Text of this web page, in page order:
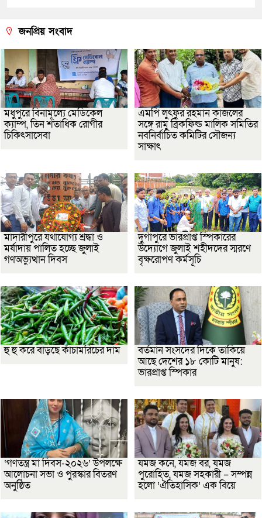
জনপ্রিয় সংবাদ
মধুপুরে বিনামূল্যে মেডিকেল
ক্যাম্প, তিন শতাধিক রোগীর
চিকিৎসাসেবা
এমপি লুৎফুর রহমান কাজলের
সঙ্গে রামু ব্রিকফিল্ড মালিক সমিতির
নবনির্বাচিত কমিটির সৌজন্য
সাক্ষাৎ
মাদারীপুরে যথাযোগ্য শ্রদ্ধা ও
মর্যাদায় পালিত হচ্ছে জুলাই
গণঅভ্যুত্থান দিবস
দুর্গাপুরে ভারপ্রাপ্ত স্পিকারের
উদ্যোগে জুলাই শহীদদের স্মরণে
বৃক্ষরোপণ কর্মসূচি
হু হু করে বাড়ছে কাঁচামরিচের দাম
বর্তমান সংসদের দিকে তাকিয়ে
আছে দেশের ১৮ কোটি মানুষ:
ভারপ্রাপ্ত স্পিকার
‘গণতন্ত্র মা দিবস-২০২৬’ উপলক্ষে
আলোচনা সভা ও পুরস্কার বিতরণ
অনুষ্ঠিত
যমজ কনে, যমজ বর, যমজ
পুরোহিত, যমজ সহকারী – সম্পন্ন
হলো ‘ঐতিহাসিক’ এক বিয়ে